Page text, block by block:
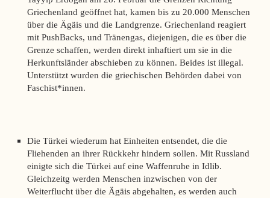
Griechenland geöffnet hat, kamen bis zu 20.000 Menschen
über die Ägäis und die Landgrenze. Griechenland reagiert
mit PushBacks, und Tränengas, diejenigen, die es über die
Grenze schaffen, werden direkt inhaftiert um sie in die
Herkunftsländer abschieben zu können. Beides ist illegal.
Unterstützt wurden die griechischen Behörden dabei von
Faschist*innen.
Die Türkei wiederum hat Einheiten entsendet, die die
Fliehenden an ihrer Rückkehr hindern sollen. Mit Russland
einigte sich die Türkei auf eine Waffenruhe in Idlib.
Gleichzeitg werden Menschen inzwischen von der
Weiterflucht über die Ägäis abgehalten, es werden auch